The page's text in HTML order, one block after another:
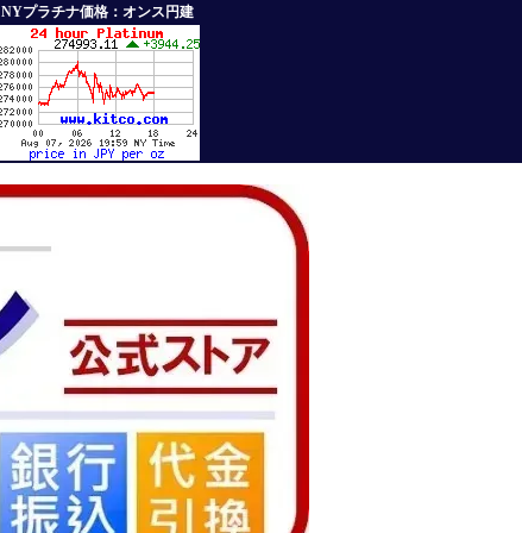
NYプラチナ価格：オンス円建